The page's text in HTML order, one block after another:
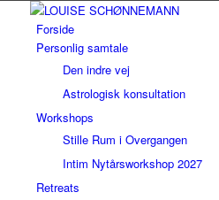
Forside
Personlig samtale
Den indre vej
Astrologisk konsultation
Workshops
Stille Rum i Overgangen
Intim Nytårsworkshop 2027
Retreats